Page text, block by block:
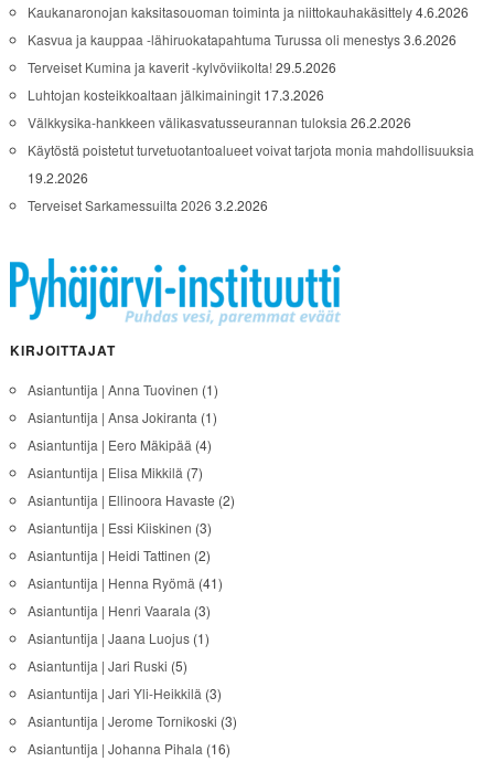
Kaukanaronojan kaksitasouoman toiminta ja niittokauhakäsittely4.6.2026
Kasvua ja kauppaa -lähiruokatapahtuma Turussa oli menestys3.6.2026
Terveiset Kumina ja kaverit -kylvöviikolta!29.5.2026
Luhtojan kosteikkoaltaan jälkimainingit 17.3.2026
Välkkysika-hankkeen välikasvatusseurannan tuloksia 26.2.2026
Käytöstä poistetut turvetuotantoalueet voivat tarjota monia mahdollisuuksia
19.2.2026
Terveiset Sarkamessuilta 2026 3.2.2026
KIRJOITTAJAT
Asiantuntija | Anna Tuovinen (1)
Asiantuntija | Ansa Jokiranta (1)
Asiantuntija | Eero Mäkipää (4)
Asiantuntija | Elisa Mikkilä (7)
Asiantuntija | Ellinoora Havaste (2)
Asiantuntija | Essi Kiiskinen (3)
Asiantuntija | Heidi Tattinen (2)
Asiantuntija | Henna Ryömä (41)
Asiantuntija | Henri Vaarala (3)
Asiantuntija | Jaana Luojus(1)
Asiantuntija | Jari Ruski (5)
Asiantuntija | Jari Yli-Heikkilä (3)
Asiantuntija | Jerome Tornikoski (3)
Asiantuntija | Johanna Pihala (16)